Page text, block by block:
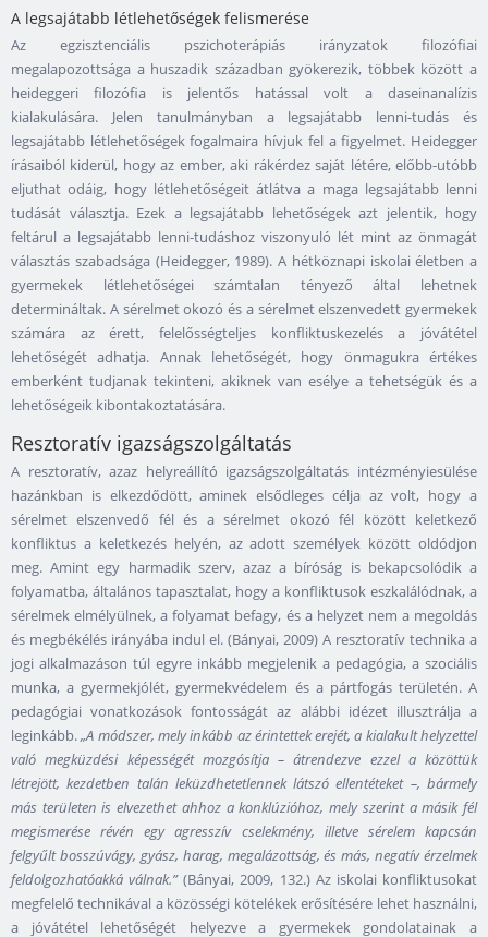
A legsajátabb létlehetőségek felismerése
Az egzisztenciális pszichoterápiás irányzatok filozófiai
megalapozottsága a huszadik században gyökerezik, többek között a
heideggeri filozófia is jelentős hatással volt a daseinanalízis
kialakulására. Jelen tanulmányban a legsajátabb lenni-tudás és
legsajátabb létlehetőségek fogalmaira hívjuk fel a figyelmet. Heidegger
írásaiból kiderül, hogy az ember, aki rákérdez saját létére, előbb-utóbb
eljuthat odáig, hogy létlehetőségeit átlátva a maga legsajátabb lenni
tudását választja. Ezek a legsajátabb lehetőségek azt jelentik, hogy
feltárul a legsajátabb lenni-tudáshoz viszonyuló lét mint az önmagát
választás szabadsága (Heidegger, 1989). A hétköznapi iskolai életben a
gyermekek létlehetőségei számtalan tényező által lehetnek
determináltak. A sérelmet okozó és a sérelmet elszenvedett gyermekek
számára az érett, felelősségteljes konfliktuskezelés a jóvátétel
lehetőségét adhatja. Annak lehetőségét, hogy önmagukra értékes
emberként tudjanak tekinteni, akiknek van esélye a tehetségük és a
lehetőségeik kibontakoztatására.
Resztoratív igazságszolgáltatás
A resztoratív, azaz helyreállító igazságszolgáltatás intézményiesülése
hazánkban is elkezdődött, aminek elsődleges célja az volt, hogy a
sérelmet elszenvedő fél és a sérelmet okozó fél között keletkező
konfliktus a keletkezés helyén, az adott személyek között oldódjon
meg. Amint egy harmadik szerv, azaz a bíróság is bekapcsolódik a
folyamatba, általános tapasztalat, hogy a konfliktusok eszkalálódnak, a
sérelmek elmélyülnek, a folyamat befagy, és a helyzet nem a megoldás
és megbékélés irányába indul el. (Bányai, 2009) A resztoratív technika a
jogi alkalmazáson túl egyre inkább megjelenik a pedagógia, a szociális
munka, a gyermekjólét, gyermekvédelem és a pártfogás területén. A
pedagógiai vonatkozások fontosságát az alábbi idézet illusztrálja a
leginkább.„A módszer, mely inkább az érintettek erejét, a kialakult helyzettel
való megküzdési képességét mozgósítja – átrendezve ezzel a közöttük
létrejött, kezdetben talán leküzdhetetlennek látszó ellentéteket –, bármely
más területen is elvezethet ahhoz a konklúzióhoz, mely szerint a másik fél
megismerése révén egy agresszív cselekmény, illetve sérelem kapcsán
felgyűlt bosszúvágy, gyász, harag, megalázottság, és más, negatív érzelmek
feldolgozhatóakká válnak.”(Bányai, 2009, 132.) Az iskolai konfliktusokat
megfelelő technikával a közösségi kötelékek erősítésére lehet használni,
a jóvátétel lehetőségét helyezve a gyermekek gondolatainak a